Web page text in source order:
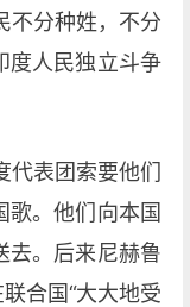
不分种姓，不分
度人民独立斗争
代表团索要他们
歌。他们向本国
去。后来尼赫鲁
合国“大大地受